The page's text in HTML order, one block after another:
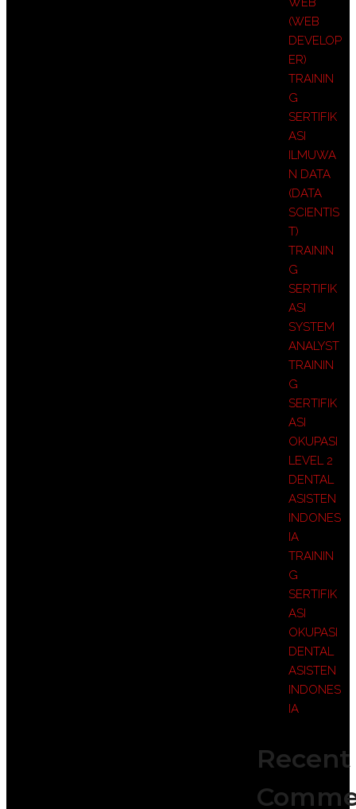
(WEB
DEVELOP
ER)
TRAININ
G
SERTIFIK
ASI
ILMUWA
N DATA
(DATA
SCIENTIS
T)
TRAININ
G
SERTIFIK
ASI
SYSTEM
ANALYST
TRAININ
G
SERTIFIK
ASI
OKUPASI
LEVEL 2
DENTAL
ASISTEN
INDONES
IA
TRAININ
G
SERTIFIK
ASI
OKUPASI
DENTAL
ASISTEN
INDONES
IA
Recent